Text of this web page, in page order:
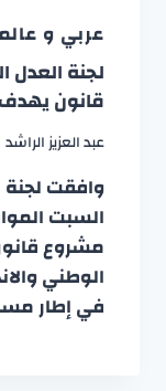
عربي و
لجنة
قانون يهدف
عبد العزيز الراشد
وافقت لجنة
مشروع
الوطني
في إطار